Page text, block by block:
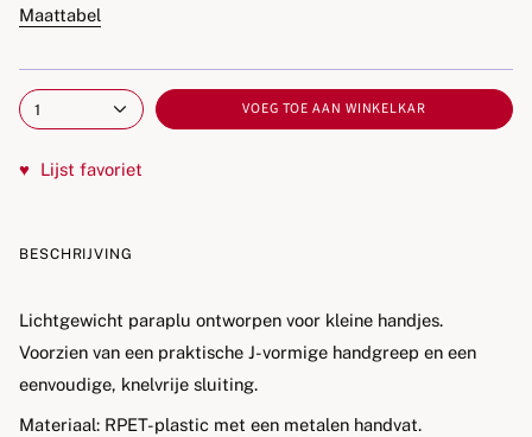
Maattabel
1 VOEG TOE AAN WINKELKAR
♥ Lijst favoriet
BESCHRIJVING
Lichtgewicht paraplu ontworpen voor kleine handjes.
Voorzien van een praktische J-vormige handgreep en een
eenvoudige, knelvrije sluiting.
Materiaal: RPET-plastic met een metalen handvat.